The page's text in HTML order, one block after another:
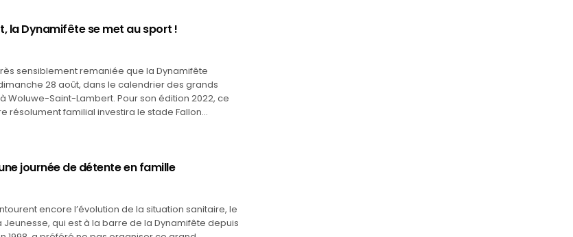
la Dynamifête se met au sport !
sensiblement remaniée que la Dynamifête
28 août, dans le calendrier des grands
Woluwe-Saint-Lambert. Pour son édition 2022, ce
résolument familial investira le stade Fallon…
journée de détente en famille
encore l’évolution de la situation sanitaire, le
qui est à la barre de la Dynamifête depuis